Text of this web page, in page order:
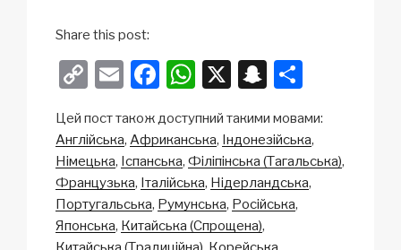
Share this post:
C
p
y
Li
n
E
ail
F
c
e
b
o
W
at
s
A
p
X
S
a
p
c
h
ar
e
Цей пост також доступний такими мовами:
Англійська Африканська Індонезійська
Німецька Іспанська Філіпінська (Тагальська)
Французька Італійська Нідерландська
Португальська Румунська Російська
Японська Китайська (Спрощена)